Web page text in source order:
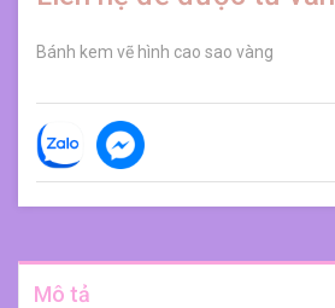
Bánh kem vẽ hình cao sao vàng
Mô tả